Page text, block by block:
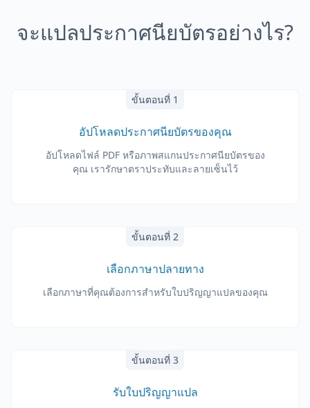
จะแปลประกาศนียบัตรอย่างไร?
ขั้นตอนที่ 1
อัปโหลดประกาศนียบัตรของคุณ
อัปโหลดไฟล์ PDF หรือภาพสแกนประกาศนียบัตรของ
คุณ เรารักษาตราประทับและลายเซ็นไว้
ขั้นตอนที่ 2
เลือกภาษาปลายทาง
เลือกภาษาที่คุณต้องการสำหรับใบปริญญาแปลของคุณ
ขั้นตอนที่ 3
รับใบปริญญาแปล